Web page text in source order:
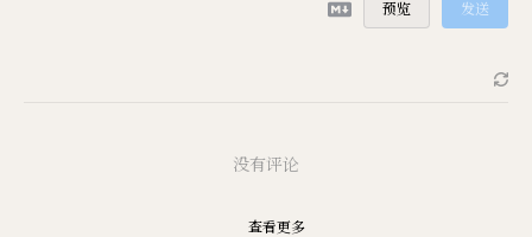
预览 发送
没有评论
查看更多